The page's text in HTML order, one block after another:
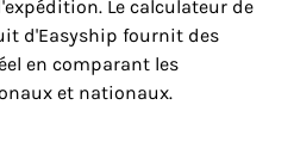
Le calculateur de
d'Easyship fournit des
en comparant les
et nationaux.